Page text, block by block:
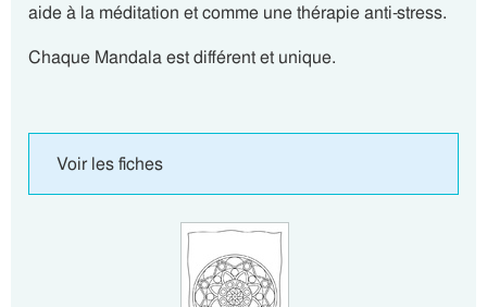
aide à la méditation et comme une thérapie anti-stress.
Chaque Mandala est différent et unique.
Voir les fiches